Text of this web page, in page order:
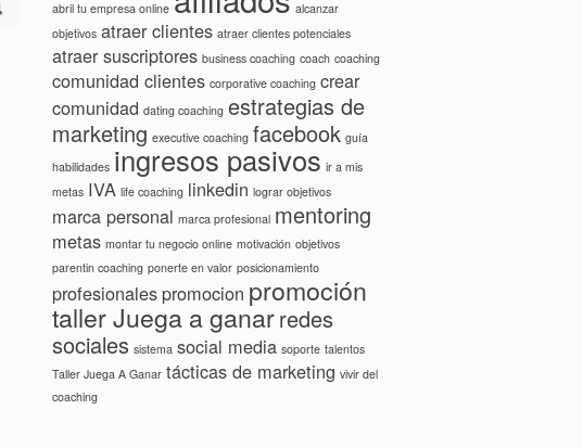
abril tu empresa online
alcanzar
objetivos atraer clientes atraer clientes potenciales
atraer suscriptores business coaching coach coaching
comunidad clientes corporative coaching crear
comunidad dating coaching estrategias de
marketing executive coaching facebook guía
habilidades ingresos pasivos ir a mis
metas IVA life coaching linkedin lograr objetivos
marca personal marca profesional mentoring
metas montar tu negocio online motivación objetivos
parentin coaching ponerte en valor posicionamiento
profesionales promocion promoción
taller Juega a ganarredes
sociales sistema social media soporte talentos
Taller Juega A Ganar tácticas de marketing vivir del
coaching